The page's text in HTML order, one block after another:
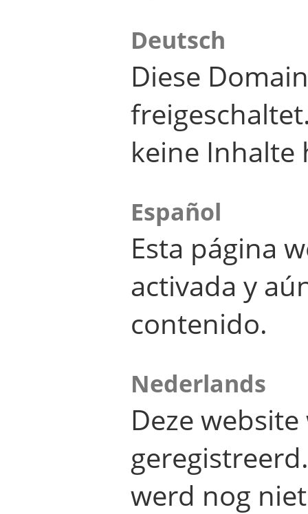
Deutsch
Diese
keine Inhalte
Español
Esta página
activada y
contenido.
Nederlands
Deze
werd nog